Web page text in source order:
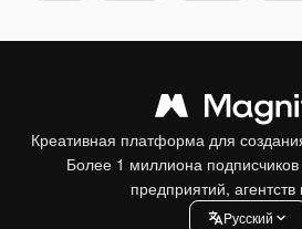
Креативная платформа для
Более 1 миллиона подписчиков
предприятий, агентств
Pусский